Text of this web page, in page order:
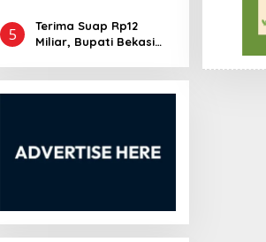
Pelaku dan Sita
Ratusan Ribu Butir
5
Terima Suap Rp12
Miliar, Bupati Bekasi